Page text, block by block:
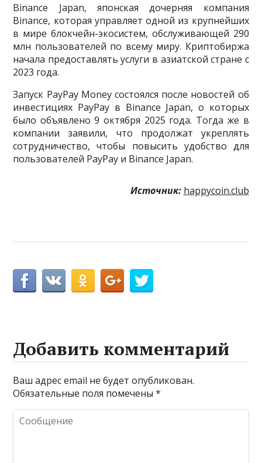
Binance Japan, японская дочерняя компания
Binance, которая управляет одной из крупнейших
в мире блокчейн-экосистем, обслуживающей 290
млн пользователей по всему миру. Криптобиржа
начала предоставлять услуги в азиатской стране с
2023 года.
Запуск PayPay Money состоялся после новостей об
инвестициях PayPay в Binance Japan, о которых
было объявлено 9 октября 2025 года. Тогда же в
компании заявили, что продолжат укреплять
сотрудничество, чтобы повысить удобство для
пользователей PayPay и Binance Japan.
Источник: happycoin.club
Добавить комментарий
Ваш адрес email не будет опубликован.
Обязательные поля помечены*